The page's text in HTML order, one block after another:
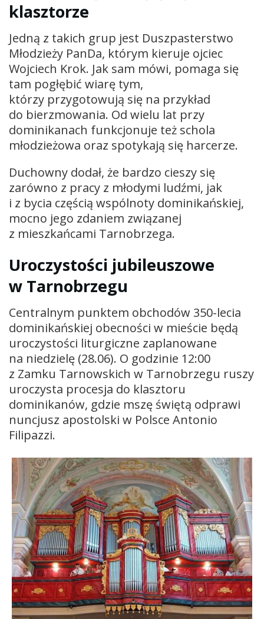
klasztorze
Jedną z takich grup jest Duszpasterstwo
Młodzieży PanDa, którym kieruje ojciec
Wojciech Krok. Jak sam mówi, pomaga się
tam pogłębić wiarę tym,
którzy przygotowują się na przykład
do bierzmowania. Od wielu lat przy
dominikanach funkcjonuje też schola
młodzieżowa oraz spotykają się harcerze.
Duchowny dodał, że bardzo cieszy się
zarówno z pracy z młodymi ludźmi, jak
i z bycia częścią wspólnoty dominikańskiej,
mocno jego zdaniem związanej
z mieszkańcami Tarnobrzega.
Uroczystości jubileuszowe
w Tarnobrzegu
Centralnym punktem obchodów 350-lecia
dominikańskiej obecności w mieście będą
uroczystości liturgiczne zaplanowane
na niedzielę (28.06). O godzinie 12:00
z Zamku Tarnowskich w Tarnobrzegu ruszy
uroczysta procesja do klasztoru
dominikanów, gdzie mszę świętą odprawi
nuncjusz apostolski w Polsce Antonio
Filipazzi.